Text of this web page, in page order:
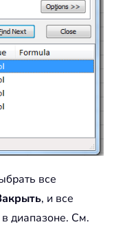
все
, и все
диапазоне. См.